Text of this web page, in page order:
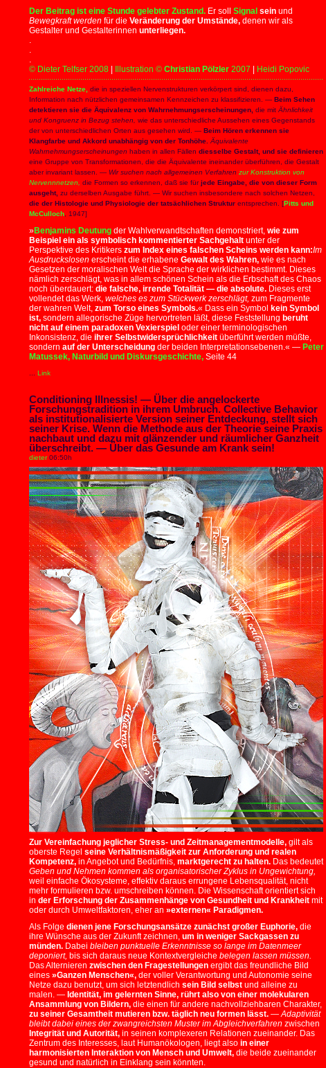
Der Beitrag ist eine Stunde gelebter Zustand. Er soll Signal sein und
Bewegkraft werden für die Veränderung der Umstände, denen wir als
Gestalter und Gestalterinnen unterliegen.
.
.
.
© Dieter Telfser 2008
Illustration © Christian Pölzler 2007 Heidi Popovic
Zahlreiche Netze, die in speziellen Nervenstrukturen verkörpert sind, dienen dazu,
Information nach nützlichen gemeinsamen Kennzeichen zu klassifizieren. — Beim Sehen
detektieren sie die Äquivalenz von Wahrnehmungserscheinungen, die mit Ähnlichkeit
und Kongruenz in Bezug stehen,
wie das unterschiedliche Aussehen eines Gegenstands
der von unterschiedlichen Orten aus gesehen wird. — Beim Hören erkennen sie
Klangfarbe und Akkord unabhängig von der Tonhöhe. Äquivalente
Wahrnehmungserscheinungen haben in allen Fällen diesselbe Gestalt, und sie definieren
eine Gruppe von Transformationen, die die Äquivalente ineinander überführen, die Gestalt
aber invariant lassen. — Wir suchen nach allgemeinen Verfahren zur Konstruktion von
Nervennnetzen,
die Formen so erkennen, daß sie fürjede Eingabe, die von dieser Form
ausgeht, zu derselben Ausgabe führt. — Wir suchen insbesondere nach solchen Netzen,
die der Histologie und Physiologie der tatsächlichen Struktur entsprechen. [Pitts und
McCulloch , 1947]
»Benjamins Deutung der Wahlverwandtschaften demonstriert, wie zum
Beispiel ein als symbolisch kommentierter Sachgehalt unter der
Perspektive des Kritikers zum Index eines falschen Scheins werden kann:Im
Ausdruckslosen erscheint die erhabene Gewalt des Wahren, wie es nach
Gesetzen der moralischen Welt die Sprache der wirklichen bestimmt. Dieses
nämlich zerschlägt, was in allem schönen Schein als die Erbschaft des Chaos
noch überdauert: die falsche, irrende Totalität — die absolute. Dieses erst
vollendet das Werk, welches es zum Stückwerk zerschlägt, zum Fragmente
der wahren Welt, zum Torso eines Symbols.« Dass ein Symbol kein Symbol
ist, sondern allegorische Züge hervortreten läßt, diese Feststellung beruht
nicht auf einem paradoxen Vexierspiel oder einer terminologischen
Inkonsistenz, die ihrer Selbstwidersprüchlichkeit überführt werden müßte,
sondern auf der Unterscheidung der beiden Interpretationsebenen.« — Peter
Matussek, Naturbild und Diskursgeschichte, Seite 44
Link
Conditioning Illnessis! — Über die angelockerte
Forschungstradition in ihrem Umbruch. Collective Behavior
als institutionalisierte Version seiner Entdeckung, stellt sich
seiner Krise. Wenn die Methode aus der Theorie seine Praxis
nachbaut und dazu mit glänzender und räumlicher Ganzheit
überschreibt. — Über das Gesunde am Krank sein!
dieter06:50h
Zur Vereinfachung jeglicher Stress- und Zeitmanagementmodelle, gilt als
oberste Regel seine Verhältnismäßigkeit zur Anforderung und realen
Kompetenz, in Angebot und Bedürfnis, marktgerecht zu halten. Das bedeutet
Geben und Nehmen kommen als organisatorischer Zyklus in Ungewichtung,
weil einfache Ökosysteme, effektiv daraus errungene Lebensqualität, nicht
mehr formulieren bzw. umschreiben können. Die Wissenschaft orientiert sich
in der Erforschung der Zusammenhänge von Gesundheit und Krankheit mit
oder durch Umweltfaktoren, eher an »externen« Paradigmen.
Als Folge dienen jene Forschungsansätze zunächst großer Euphorie, die
ihre Wünsche aus der Zukunft zeichnen, um in weniger Sackgassen zu
münden. Dabei bleiben punktuelle Erkenntnisse so lange im Datenmeer
deponiert, bis sich daraus neue Kontextvergleiche belegen lassen müssen.
Das Alternieren zwischen den Fragestellungen ergibt das freundliche Bild
eines »Ganzen Menschen«, der voller Verantwortung und Autonomie seine
Netze dazu benutzt, um sich letztendlich sein Bild selbst und alleine zu
malen. — Identität, im gelernten Sinne, rührt also von einer molekularen
Ansammlung von Bildern, die einen für andere nachvollziehbaren Charakter,
zu seiner Gesamtheit mutieren bzw. täglich neu formen lässt. —Adaptivität
bleibt dabei eines der zwangreichsten Muster im Abgleichverfahren zwischen
Integrität und Autorität, in seinen komplexeren Relationen zueinander. Das
Zentrum des Interesses, laut Humanökologen, liegt also in einer
harmonisierten Interaktion von Mensch und Umwelt, die beide zueinander
gesund und natürlich in Einklang sein könnten.